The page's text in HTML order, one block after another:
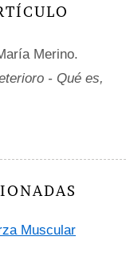
Merino.
- Qué es,
Muscular